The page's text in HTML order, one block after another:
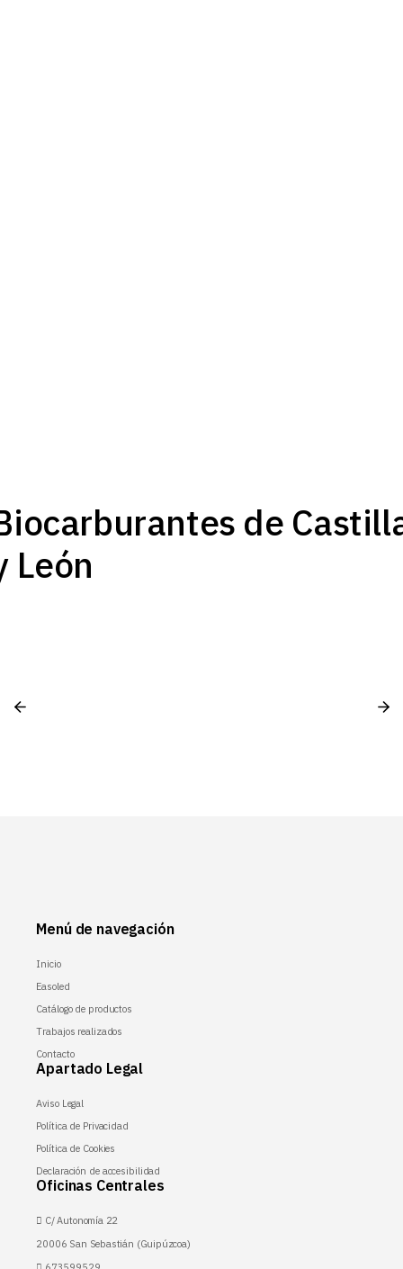
de
León
Menú de navegación
Inicio
Easoled
Catálogo de productos
Trabajos realizados
Contacto
Apartado Legal
Aviso Legal
Política de Privacidad
Política de Cookies
Declaración de accesibilidad
Oficinas Centrales
C/ Autonomía 22
20006 San Sebastián (Guipúzcoa)